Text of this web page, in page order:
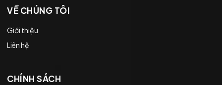
VỀ CHÚNG TÔI
Giới thiệu
Liên hệ
CHÍNH SÁCH